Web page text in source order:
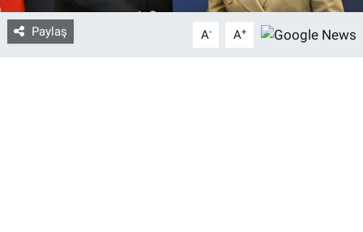
Paylaş A- A+
Yaşam